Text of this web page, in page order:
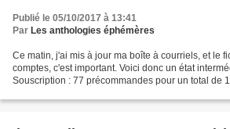
Publié le 05/10/2017 à 13:41
Par Les anthologies éphémères
Ce matin, j'ai mis à jour ma boîte à courriels, et le
comptes, c'est important. Voici donc un état
Souscription : 77 précommandes pour un total de